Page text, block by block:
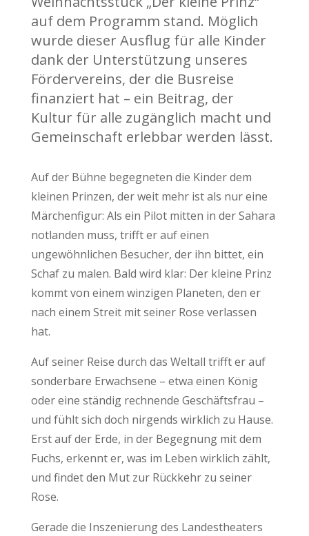
auf dem Programm stand. Möglich
wurde dieser Ausflug für alle Kinder
dank der Unterstützung unseres
Fördervereins, der die Busreise
finanziert hat – ein Beitrag, der
Kultur für alle zugänglich macht und
Gemeinschaft erlebbar werden lässt.
Auf der Bühne begegneten die Kinder dem
kleinen Prinzen, der weit mehr ist als nur eine
Märchenfigur: Als ein Pilot mitten in der Sahara
notlanden muss, trifft er auf einen
ungewöhnlichen Besucher, der ihn bittet, ein
Schaf zu malen. Bald wird klar: Der kleine Prinz
kommt von einem winzigen Planeten, den er
nach einem Streit mit seiner Rose verlassen
hat.
Auf seiner Reise durch das Weltall trifft er auf
sonderbare Erwachsene – etwa einen König
oder eine ständig rechnende Geschäftsfrau –
und fühlt sich doch nirgends wirklich zu Hause.
Erst auf der Erde, in der Begegnung mit dem
Fuchs, erkennt er, was im Leben wirklich zählt,
und findet den Mut zur Rückkehr zu seiner
Rose.
Gerade die Inszenierung des Landestheaters